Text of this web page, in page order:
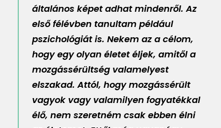
általános képet adhat mindenről. Az
első félévben tanultam például
pszichológiát is. Nekem az a célom,
hogy egy olyan életet éljek, amitől a
mozgássérültség valamelyest
elszakad. Attól, hogy mozgássérült
vagyok vagy valamilyen fogyatékkal
élő, nem szeretném csak ebben élni